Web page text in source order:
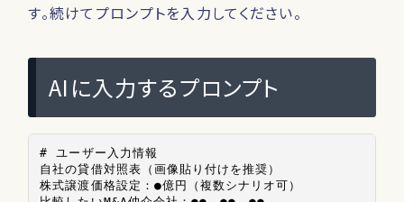
す。続けてプロンプトを入力してください。
AIに入力するプロンプト